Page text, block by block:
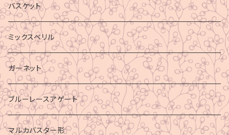
バスケット
ミックスベリル
ガーネット
ブルーレースアゲート
マルカバスター形